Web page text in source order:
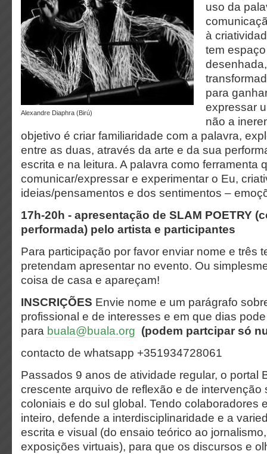
Alexandre Diaphra (Birú)
uso da
à
tem
para
expressar
não a
objetivo é criar familiaridade com a palavra,
entre as duas, através da arte e da sua
escrita e na leitura. A palavra como ferramenta
comunicar/expressar e experimentar o Eu,
ideias/pensamentos e dos sentimentos –
17h-20h - apresentação de SLAM POETRY (
performada) pelo artista e participantes
Para participação por favor enviar nome e três
pretendam apresentar no evento. Ou
coisa de casa e apareçam!
INSCRIÇÕES Envie nome e um parágrafo
profissional e de interesses e em que dias
para buala@buala.org (podem partcipar só
contacto de whatsapp +351934728061
Passados 9 anos de atividade regular, o portal
crescente arquivo de reflexão e de intervenção
coloniais e do sul global. Tendo colaboradores
inteiro, defende a interdisciplinaridade e a
escrita e visual (do ensaio teórico ao
exposições virtuais), para que os discursos e